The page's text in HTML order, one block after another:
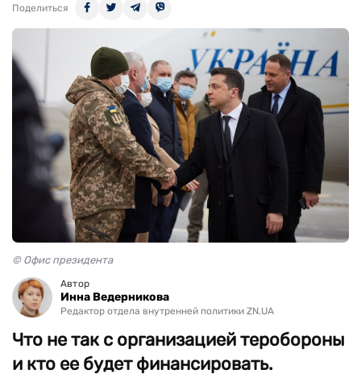
Поделиться
© Офис президента
Автор
Инна Ведерникова
Редактор отдела внутренней политики ZN.UA
Что не так с организацией теробороны
и кто ее будет финансировать.